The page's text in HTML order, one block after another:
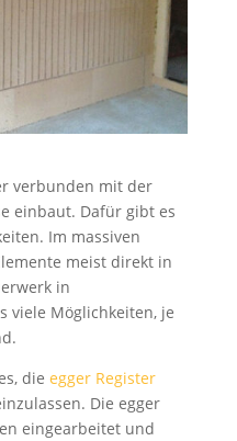
verbunden mit der
einbaut. Dafür gibt es
Im massiven
meist direkt in
in
viele Möglichkeiten, je
die egger Register
Die egger
eingearbeitet und